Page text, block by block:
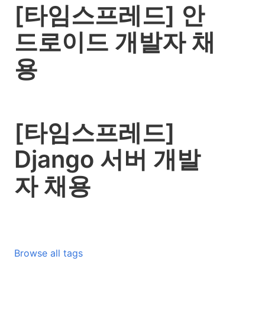
[타임스프레드] 안
드로이드 개발자 채
용
[타임스프레드]
Django 서버 개발
자 채용
Browse all tags